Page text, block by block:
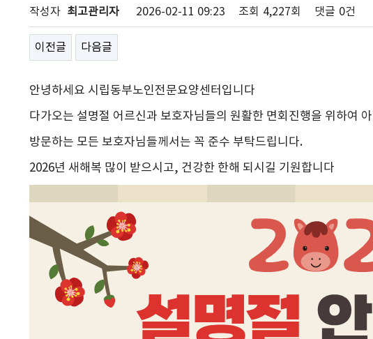
작성자 최고관리자 2026-02-11 09:23 조회 4,227회 댓글 0건
이전글 다음글
안녕하세요 시립동부노인전문요양센터입니다
다가오는 설명절 어르신과 보호자님들의 원활한 면회진행을 위하여
방문하는 모든 보호자님들께서는 꼭 준수 부탁드립니다.
2026년 새해복 많이 받으시고, 건강한 한해 되시길 기원합니다